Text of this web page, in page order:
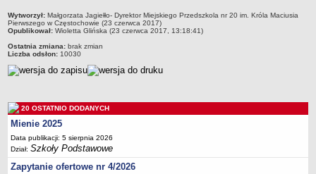
SPECJALNE OŚRODKI SZKOLNO-WYCHOWAWCZE
Specjalny Ośrodek nr 1
Specjalny Ośrodek nr 5
Dane podstawowe
Majątek
Godziny dyżurów
Ogłoszenie
Zarządzenia
metryczka
Wytworzył: Małgorzata Jagiełło- Dyrektor Miejskiego Przedszkola nr 20 im. Króla Maciusia
Pierwszego w Częstochowie (23 czerwca 2017)
Opublikował: Wioletta Glińska (23 czerwca 2017, 13:18:41)
Ostatnia zmiana: brak zmian
Liczba odsłon: 10030
20 OSTATNIO DODANYCH
Mienie 2025
Data publikacji: 5 sierpnia 2026
Dział:Szkoły Podstawowe
Zapytanie ofertowe nr 4/2026